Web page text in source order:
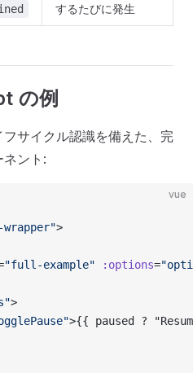
するたびに発生
の例
サイクル認識を備えた、完
ント:
vue
>
"full-example" :options=
>
>{{ paused ?